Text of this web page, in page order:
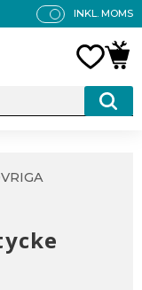
P
A
INKL. MOMS